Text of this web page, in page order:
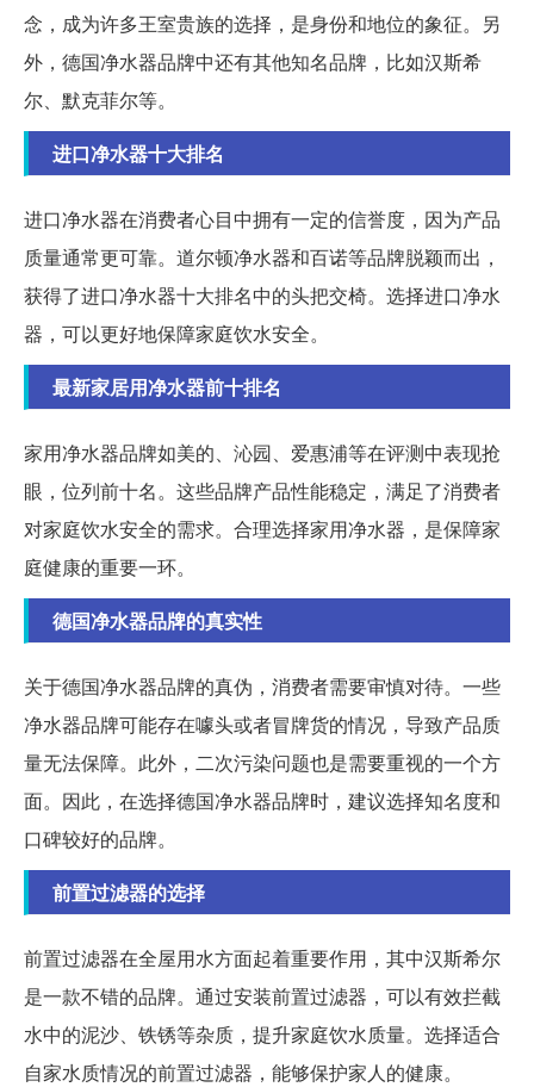
念，成为许多王室贵族的选择，是身份和地位的象征。另
外，德国净水器品牌中还有其他知名品牌，比如汉斯希
尔、默克菲尔等。
进口净水器十大排名
进口净水器在消费者心目中拥有一定的信誉度，因为产品
质量通常更可靠。道尔顿净水器和百诺等品牌脱颖而出，
获得了进口净水器十大排名中的头把交椅。选择进口净水
器，可以更好地保障家庭饮水安全。
最新家居用净水器前十排名
家用净水器品牌如美的、沁园、爱惠浦等在评测中表现抢
眼，位列前十名。这些品牌产品性能稳定，满足了消费者
对家庭饮水安全的需求。合理选择家用净水器，是保障家
庭健康的重要一环。
德国净水器品牌的真实性
关于德国净水器品牌的真伪，消费者需要审慎对待。一些
净水器品牌可能存在噱头或者冒牌货的情况，导致产品质
量无法保障。此外，二次污染问题也是需要重视的一个方
面。因此，在选择德国净水器品牌时，建议选择知名度和
口碑较好的品牌。
前置过滤器的选择
前置过滤器在全屋用水方面起着重要作用，其中汉斯希尔
是一款不错的品牌。通过安装前置过滤器，可以有效拦截
水中的泥沙、铁锈等杂质，提升家庭饮水质量。选择适合
自家水质情况的前置过滤器，能够保护家人的健康。